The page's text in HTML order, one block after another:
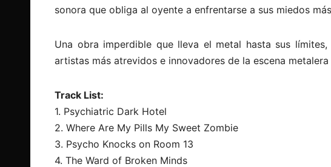
sonora que obliga al oyente a enfrentarse a sus miedos
Una obra imperdible que lleva el metal hasta sus límites,
artistas más atrevidos e innovadores de la escena metalera
Track List:
1. Psychiatric Dark Hotel
2. Where Are My Pills My Sweet Zombie
3. Psycho Knocks on Room 13
4. The Ward of Broken Minds